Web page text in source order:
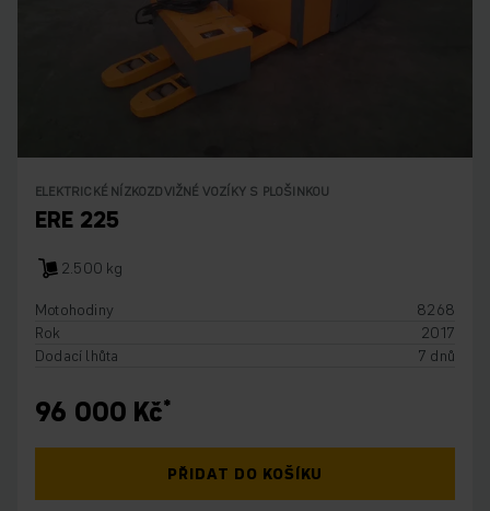
ELEKTRICKÉ NÍZKOZDVIŽNÉ VOZÍKY S PLOŠINKOU
ERE 225
2.500 kg
Motohodiny
8268
Rok
2017
Dodací lhůta
7 dnů
96 000 Kč
PŘIDAT DO KOŠÍKU